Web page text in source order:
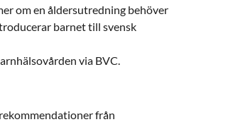
om en åldersutredning behöver
barnet till svensk
via BVC.
från